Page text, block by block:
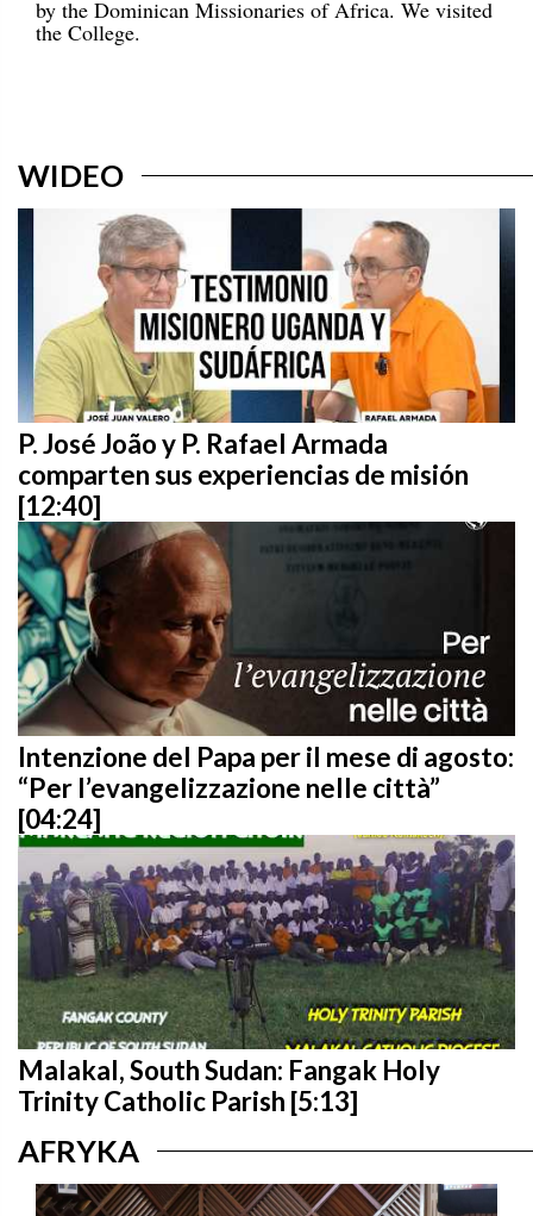
by the Dominican Missionaries of Africa. We visited
the College.
WIDEO
P. José João y P. Rafael Armada
comparten sus experiencias de misión
[12:40]
Intenzione del Papa per il mese di agosto:
“Per l’evangelizzazione nelle città”
[04:24]
Malakal, South Sudan: Fangak Holy
Trinity Catholic Parish [5:13]
AFRYKA